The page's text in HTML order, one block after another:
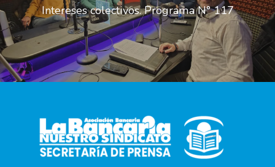
Intereses colectivos. Programa N° 117